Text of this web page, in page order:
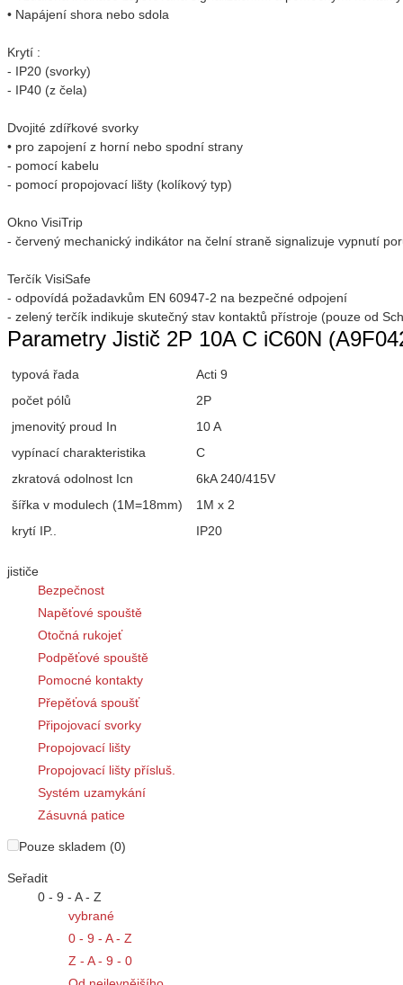
• Napájení shora nebo sdola
Krytí :
- IP20 (svorky)
- IP40 (z čela)
Dvojité zdířkové svorky
• pro zapojení z horní nebo spodní strany
- pomocí kabelu
- pomocí propojovací lišty (kolíkový typ)
Okno VisiTrip
- červený mechanický indikátor na čelní straně signalizuje vypnutí
Terčík VisiSafe
- odpovídá požadavkům EN 60947-2 na bezpečné odpojení
- zelený terčík indikuje skutečný stav kontaktů přístroje (pouze od
Parametry Jistič 2P 10A C iC60N
typová řada
Acti 9
počet pólů
2P
jmenovitý proud In
10 A
vypínací charakteristika
C
zkratová odolnost Icn
6kA 240/415V
šířka v modulech (1M=18mm)
1M x 2
krytí IP..
IP20
jističe
Bezpečnost
Napěťové spouště
Otočná rukojeť
Podpěťové spouště
Pomocné kontakty
Přepěťová spoušť
Připojovací svorky
Propojovací lišty
Propojovací lišty přísluš.
Systém uzamykání
Zásuvná patice
Pouze skladem (0)
Seřadit
0 - 9 - A - Z
vybrané
0 - 9 - A - Z
Z - A - 9 - 0